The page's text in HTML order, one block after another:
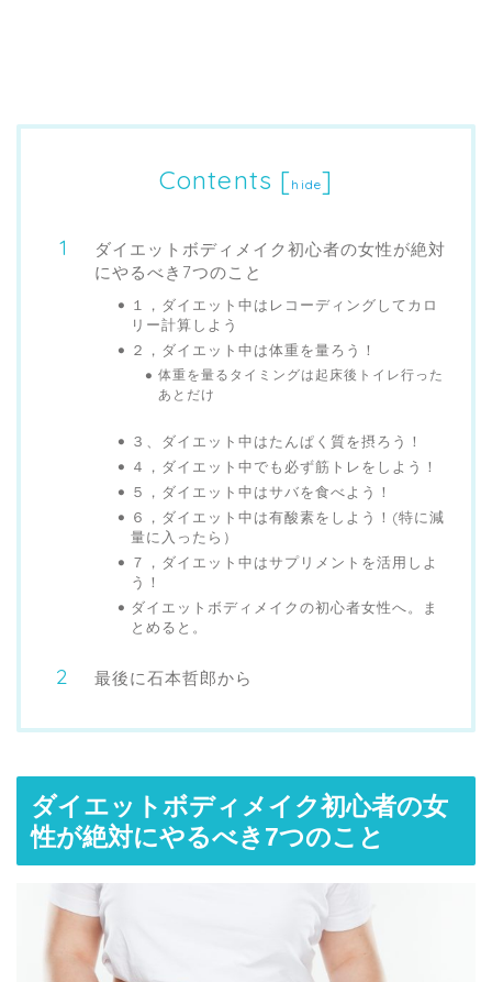
Contents [hide]
ダイエットボディメイク初心者の女性が絶対
にやるべき7つのこと
１，ダイエット中はレコーディングしてカロ
リー計算しよう
２，ダイエット中は体重を量ろう！
体重を量るタイミングは起床後トイレ行った
あとだけ
３、ダイエット中はたんぱく質を摂ろう！
４，ダイエット中でも必ず筋トレをしよう！
５，ダイエット中はサバを食べよう！
６，ダイエット中は有酸素をしよう！(特に減
量に入ったら）
７，ダイエット中はサプリメントを活用しよ
う！
ダイエットボディメイクの初心者女性へ。ま
とめると。
最後に石本哲郎から
ダイエットボディメイク初心者の女
性が絶対にやるべき7つのこと